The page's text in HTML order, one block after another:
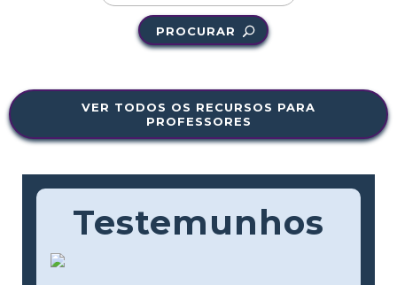
PROCURAR
VER TODOS OS RECURSOS PARA
PROFESSORES
Testemunhos